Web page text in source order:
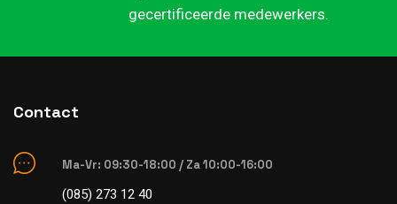
gecertificeerde medewerkers.
Contact
Ma-Vr: 09:30-18:00 / Za 10:00-16:00
(085) 273 12 40